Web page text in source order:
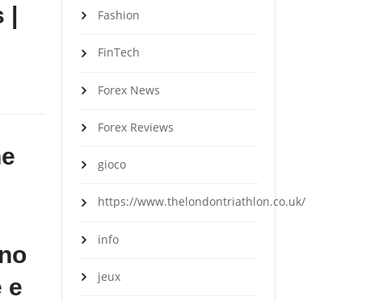
|
e
Fashion
FinTech
Forex News
Forex Reviews
gioco
https://www.thelondontriathlon.co.uk/
info
jeux